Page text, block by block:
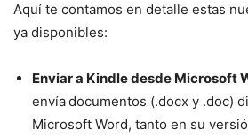
Aquí te contamos en detalle estas
ya disponibles:
Enviar a Kindle desde Microsoft
envíadocumentos (.docx y .doc)
Microsoft Word, tanto en su